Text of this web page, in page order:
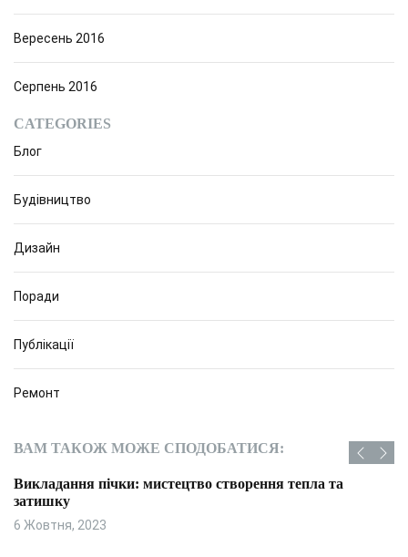
Вересень 2016
Серпень 2016
CATEGORIES
Блог
Будівництво
Дизайн
Поради
Публікації
Ремонт
ВАМ ТАКОЖ МОЖЕ СПОДОБАТИСЯ:
Викладання пічки: мистецтво створення тепла та
затишку
6 Жовтня, 2023